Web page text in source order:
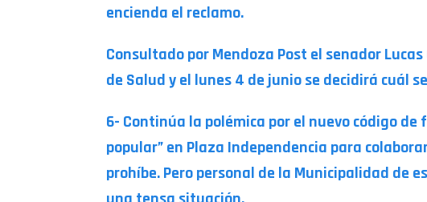
encienda el reclamo.
Consultado por Mendoza Post el senador
de Salud y el lunes 4 de junio se decidirá cuál
6- Continúa la polémica por el nuevo código
popular” en Plaza Independencia para
prohíbe. Pero personal de la Municipalidad de